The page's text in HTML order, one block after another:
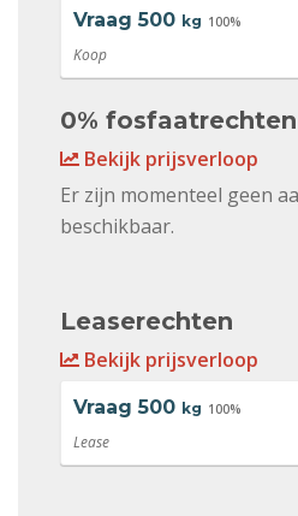
Vraag 500 kg 100%
Koop
0% fosfaatrechten
Bekijk prijsverloop
Er zijn momenteel geen
beschikbaar.
Leaserechten
Bekijk prijsverloop
Vraag 500 kg 100%
Lease